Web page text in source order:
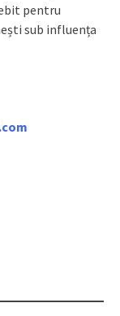
pentru
sub influența